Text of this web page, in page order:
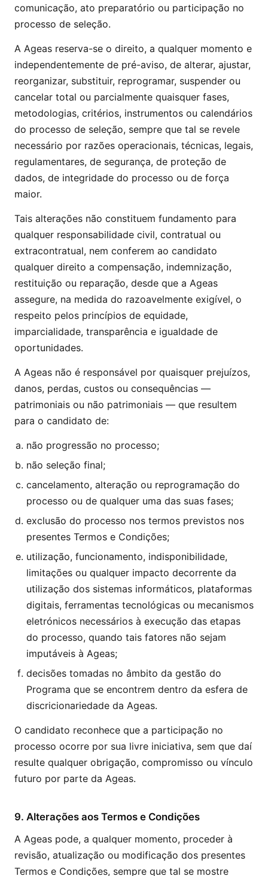
comunicação, ato preparatório ou participação no
processo de seleção.
A Ageas reserva-se o direito, a qualquer momento e
independentemente de pré-aviso, de alterar, ajustar,
reorganizar, substituir, reprogramar, suspender ou
cancelar total ou parcialmente quaisquer fases,
metodologias, critérios, instrumentos ou calendários
do processo de seleção, sempre que tal se revele
necessário por razões operacionais, técnicas, legais,
regulamentares, de segurança, de proteção de
dados, de integridade do processo ou de força
maior.
Tais alterações não constituem fundamento para
qualquer responsabilidade civil, contratual ou
extracontratual, nem conferem ao candidato
qualquer direito a compensação, indemnização,
restituição ou reparação, desde que a Ageas
assegure, na medida do razoavelmente exigível, o
respeito pelos princípios de equidade,
imparcialidade, transparência e igualdade de
oportunidades.
A Ageas não é responsável por quaisquer prejuízos,
danos, perdas, custos ou consequências —
patrimoniais ou não patrimoniais — que resultem
para o candidato de:
não progressão no processo;
não seleção final;
cancelamento, alteração ou reprogramação do
processo ou de qualquer uma das suas fases;
exclusão do processo nos termos previstos nos
presentes Termos e Condições;
utilização, funcionamento, indisponibilidade,
limitações ou qualquer impacto decorrente da
utilização dos sistemas informáticos, plataformas
digitais, ferramentas tecnológicas ou mecanismos
eletrónicos necessários à execução das etapas
do processo, quando tais fatores não sejam
imputáveis à Ageas;
decisões tomadas no âmbito da gestão do
Programa que se encontrem dentro da esfera de
discricionariedade da Ageas.
O candidato reconhece que a participação no
processo ocorre por sua livre iniciativa, sem que daí
resulte qualquer obrigação, compromisso ou vínculo
futuro por parte da Ageas.
9. Alterações aos Termos e Condições
A Ageas pode, a qualquer momento, proceder à
revisão, atualização ou modificação dos presentes
Termos e Condições, sempre que tal se mostre